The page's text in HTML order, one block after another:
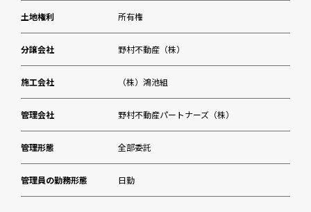
土地権利 所有権
分譲会社 野村不動産（株）
施工会社 （株）鴻池組
管理会社 野村不動産パートナーズ（株）
管理形態 全部委託
管理員の勤務形態 日勤